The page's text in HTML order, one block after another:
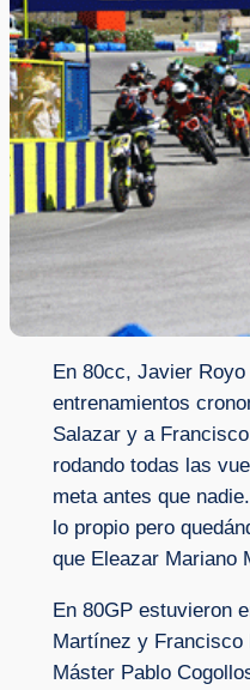
En 80cc, Javier
entrenamientos
Salazar y a
rodando todas las
meta antes que
lo propio pero
que Eleazar Mariano
En 80GP estuvieron
Martínez y Francisco
Máster Pablo